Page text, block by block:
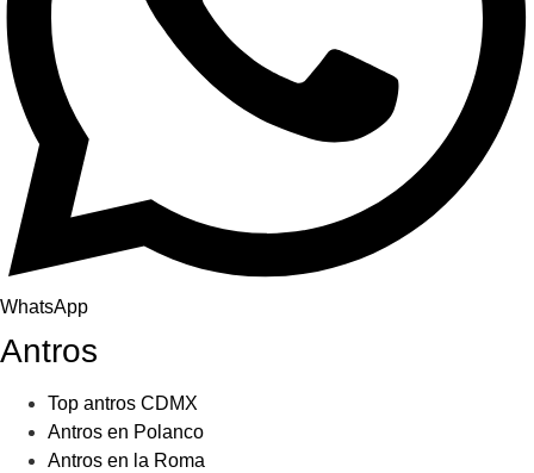
WhatsApp
Antros
Top antros CDMX
Antros en Polanco
Antros en la Roma